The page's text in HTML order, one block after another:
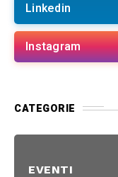
Linkedin
Instagram
CATEGORIE
EVENTI